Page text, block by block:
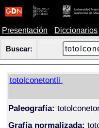
Presentación Diccionarios
Buscar:
totolconetontli
Paleografía:
Grafía normalizada: